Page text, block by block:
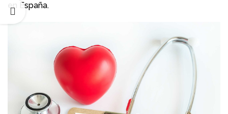
en España.